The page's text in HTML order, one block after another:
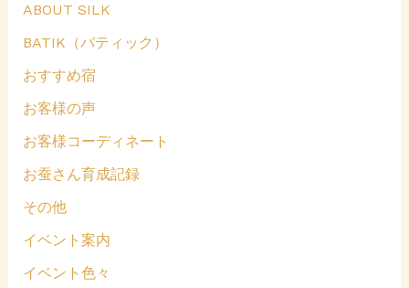
ABOUT SILK
BATIK（バティック）
おすすめ宿
お客様の声
お客様コーディネート
お蚕さん育成記録
その他
イベント案内
イベント色々